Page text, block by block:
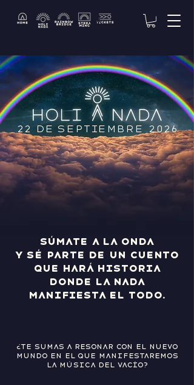
22 DE SEPTIEMBRE 2026
Súmate a la onda
y sé parte de un cuento
que hará historia
donde la nada
manifiesta el todo.
¿Te sumas a resonar con el nuevo
mundo en el que manifestaremos
la música del vacío?